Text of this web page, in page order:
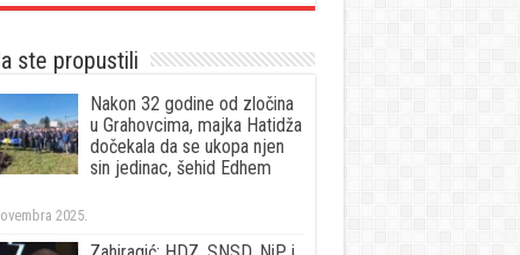
ste propustili
Nakon 32 godine od zločina
u Grahovcima, majka Hatidža
dočekala da se ukopa njen
sin jedinac, šehid Edhem
2025.